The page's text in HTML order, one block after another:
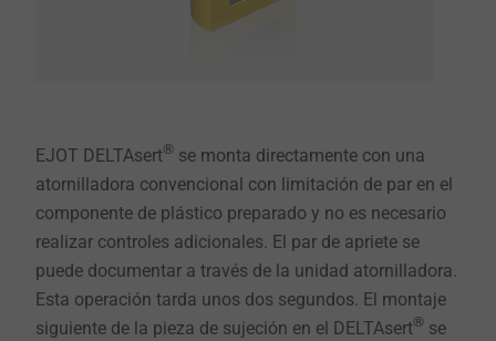
EJOT DELTAsert® se monta directamente con una
atornilladora convencional con limitación de par en el
componente de plástico preparado y no es necesario
realizar controles adicionales. El par de apriete se
puede documentar a través de la unidad atornilladora.
Esta operación tarda unos dos segundos. El montaje
siguiente de la pieza de sujeción en el DELTAsert® se